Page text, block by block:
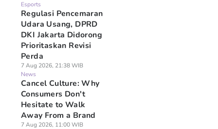
Esports
Regulasi Pencemaran
Udara Usang, DPRD
DKI Jakarta Didorong
Prioritaskan Revisi
Perda
7 Aug 2026, 21:38 WIB
News
Cancel Culture: Why
Consumers Don't
Hesitate to Walk
Away From a Brand
7 Aug 2026, 11:00 WIB